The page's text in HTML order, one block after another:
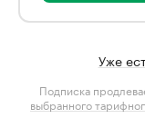
Уже
Подписка
выбранного